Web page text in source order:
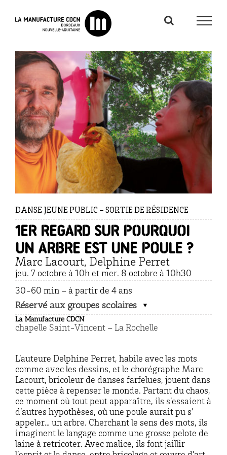
DANSE JEUNE PUBLIC – SORTIE DE RÉSIDENCE
1er regard sur Pourquoi
un arbre est une poule ?
Marc Lacourt, Delphine Perret
jeu. 7 octobre à 10h et mer. 8 octobre à 10h30
30-60 min – à partir de 4 ans
Réservé aux groupes scolaires
La Manufacture CDCN
chapelle Saint-Vincent – La Rochelle
L’auteure Delphine Perret, habile avec les mots
comme avec les dessins, et le chorégraphe Marc
Lacourt, bricoleur de danses farfelues, jouent dans
cette pièce à repenser le monde. Partant du chaos,
ce moment où tout peut apparaître, ils s’essaient à
d’autres hypothèses, où une poule aurait pu s’
appeler… un arbre. Cherchant le sens des mots, ils
imaginent le langage comme une grosse pelote de
laine à retricoter. Avec malice, ils font jaillir